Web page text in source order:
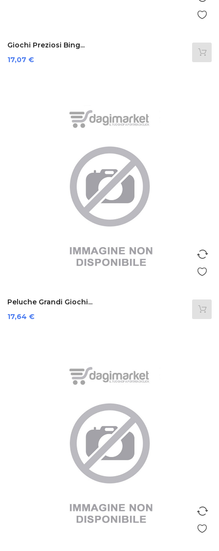
Giochi Preziosi Bing...
Prezzo
17,07 €
Peluche Grandi Giochi...
Prezzo
17,64 €